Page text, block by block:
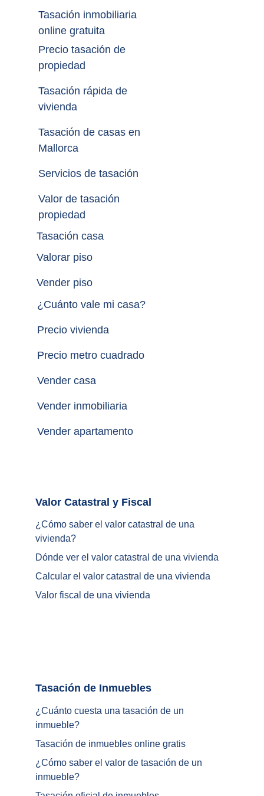
¿Cuánto cuesta una tasación de un
inmueble?
Tasación de inmuebles online gratis
¿ Cómo saber el valor de tasación de un
inmueble?
¿ Cómo saber el valor catastral de una
vivienda?
Dónde ver el valor catastral de una vivienda
Calcular el valor catastral de una vivienda
Valor fiscal de una vivienda
Tasación inmobiliaria
online gratuita
Precio tasación de
propiedad
Tasación rápida de
vivienda
Tasación de casas en
Mallorca
Servicios de tasación
Valor de tasación
propiedad
Tasación casa
Valorar piso
¿Cuánto vale mi casa?
Precio vivienda
Precio metro cuadrado
Vender casa
Vender inmobiliaria
Vender apartamento
Vender piso